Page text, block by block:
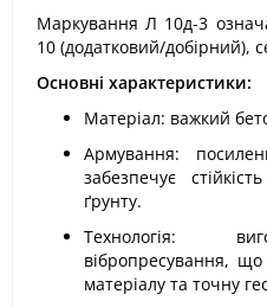
Маркування Л 10д-3
10 (додатковий/добірний),
Основні характеристики:
Матеріал: важкий
Армування:
забезпечує
ґрунту.
Технологія:
вібропресування, що
матеріалу та точну